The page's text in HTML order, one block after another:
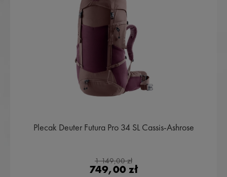
Plecak Deuter Futura Pro 34 SL Cassis-Ashrose
1 149,00 zł
749,00 zł